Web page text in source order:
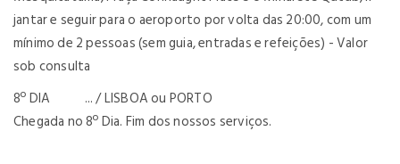
jantar e seguir para o aeroporto por volta das 20:00, com um
mínimo de 2 pessoas (sem guia, entradas e refeições) - Valor
sob consulta
8º DIA ... / LISBOA ou PORTO
Chegada no 8º Dia. Fim dos nossos serviços.